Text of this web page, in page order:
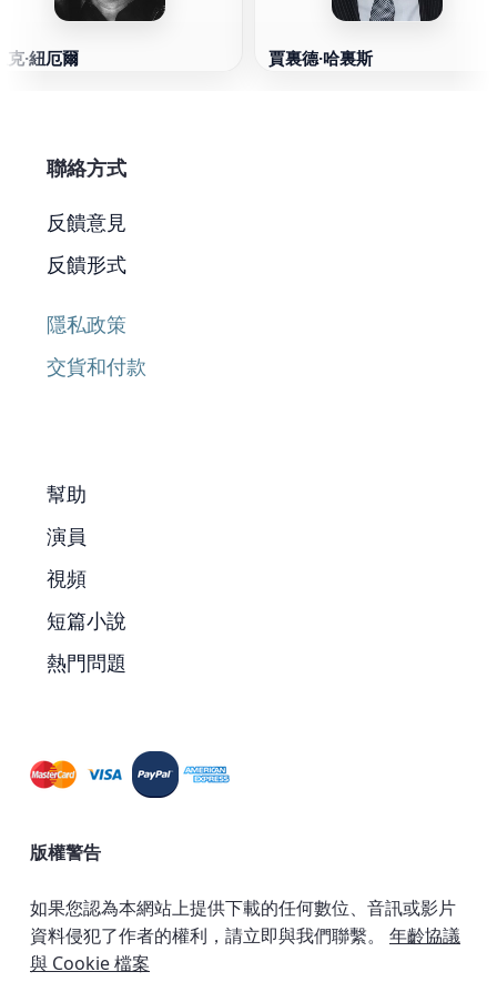
克·紐厄爾 賈裏德·哈裏斯
聯絡方式
反饋意見
反饋形式
隱私政策
交貨和付款
幫助
演員
視頻
短篇小說
熱門問題
版權警告
如果您認為本網站上提供下載的任何數位、音訊或影片
資料侵犯了作者的權利，請立即與我們聯繫。 年齡協議
與 Cookie 檔案